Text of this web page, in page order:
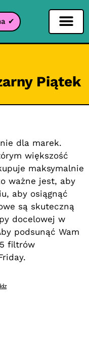
✔
Piątek
dla marek.
większość
maksymalnie
ważne jest, aby
aby osiągnąć
są skuteczną
docelowej w
podsunąć Wam
filtrów